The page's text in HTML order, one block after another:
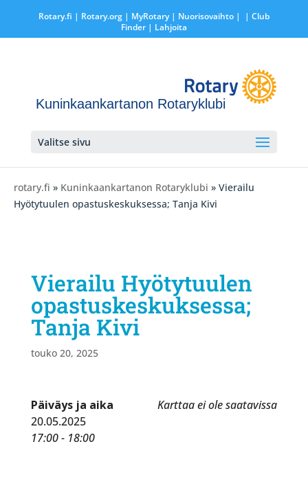
Rotary.fi | Rotary.org| MyRotary | Nuorisovaihto|
| Club
Finder| Lahjoita
Kuninkaankartanon Rotaryklubi
Valitse sivu
rotary.fi » Kuninkaankartanon Rotaryklubi » Vierailu
Hyötytuulen opastuskeskuksessa; Tanja Kivi
Vierailu Hyötytuulen
opastuskeskuksessa;
Tanja Kivi
touko 20, 2025
Karttaa ei ole saatavissa
Päiväys ja aika
20.05.2025
17:00 - 18:00